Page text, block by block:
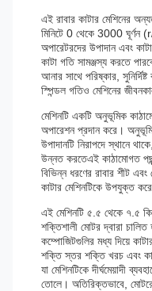
এই রাবার কাটার মেশিনের
মিনিটে 0 থেকে 3000 ঘূর্ণন
অপারেটরদের উপাদান এবং
কাটা গতি সামঞ্জস্য করতে
আনার সাথে পরিষ্কার,
স্পিন্ডল গতিও মেশিনের
মেশিনটি একটি অনুভূমিক
অপারেশন প্রদান করে।
উপাদানটি নিরাপদে স্থানে
উন্নত করতেএই কাঠামোগত
বিভিন্ন ধরণের রাবার শীট
কাটার মেশিনটিকে উপযুক্ত
এই মেশিনটি ৫.৫ থেকে ৭.৫
শক্তিশালী মোটর দ্বারা
কম্পোজিটগুলির মধ্য দিয়ে
শক্তি স্তর শক্তি খরচ এবং
যা মেশিনটিকে দীর্ঘমেয়াদী
তোলে। অতিরিক্তভাবে,